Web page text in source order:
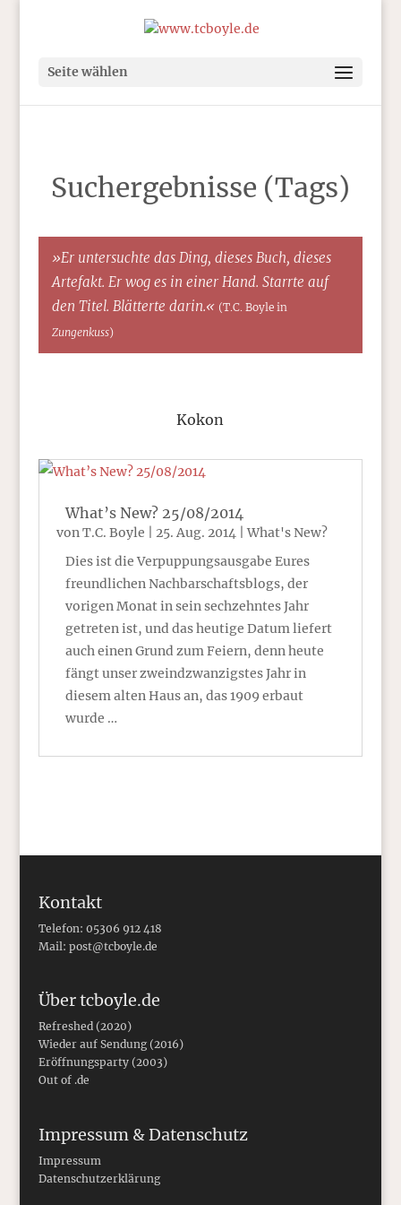
Seite wählen
Suchergebnisse (Tags)
»Er untersuchte das Ding, dieses Buch, dieses
Artefakt. Er wog es in einer Hand. Starrte auf
den Titel. Blätterte darin.« (T.C. Boyle in
Zungenkuss)
Kokon
What’s New? 25/08/2014
vonT.C. Boyle 25. Aug. 2014|What's New?
Dies ist die Verpuppungsausgabe Eures
freundlichen Nachbarschaftsblogs, der
vorigen Monat in sein sechzehntes Jahr
getreten ist, und das heutige Datum liefert
auch einen Grund zum Feiern, denn heute
fängt unser zweindzwanzigstes Jahr in
diesem alten Haus an, das 1909 erbaut
wurde …
Kontakt
Telefon: 05306 912 418
Mail: post@tcboyle.de
Über tcboyle.de
Refreshed (2020)
Wieder auf Sendung (2016)
Eröffnungsparty (2003)
Out of .de
Impressum & Datenschutz
Impressum
Datenschutzerklärung